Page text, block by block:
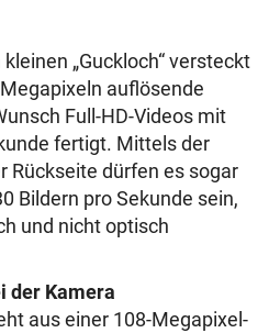
„Guckloch“ versteckt
auflösende
Full-HD-Videos mit
fertigt. Mittels der
Rückseite dürfen es sogar
Bildern pro Sekunde sein,
und nicht optisch
der Kamera
aus einer 108-Megapixel-